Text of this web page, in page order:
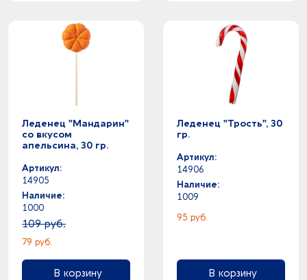
Леденец "Мандарин"
со вкусом
апельсина, 30 гр.
Артикул:
14905
Наличие:
1000
109 руб.
79 руб.
В корзину
Леденец "Трость", 30
гр.
Артикул:
14906
Наличие:
1009
95 руб.
В корзину